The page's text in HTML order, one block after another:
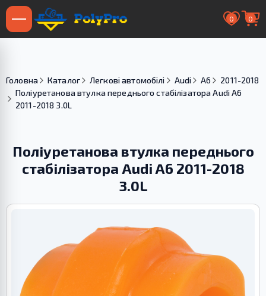
0 0
Головна Каталог Легкові автомобілі Audi A6
2011-2018
Поліуретанова втулка переднього стабілізатора Audi A6
2011-2018 3.0L
Поліуретанова втулка переднього
стабілізатора Audi A6 2011-2018
3.0L